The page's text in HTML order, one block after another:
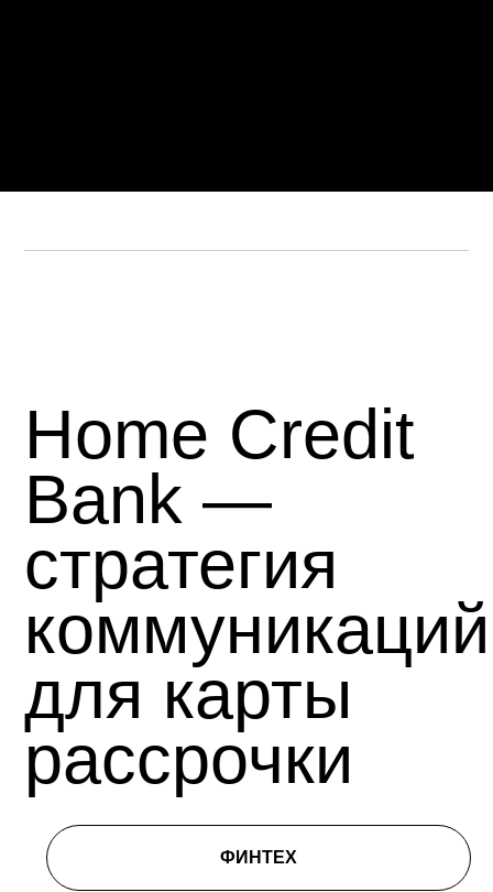
Home Credit
Bank —
стратегия
коммуникаций
для карты
рассрочки
ФИНТЕХ